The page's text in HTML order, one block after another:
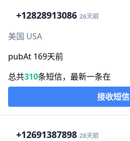
+12828913086 26天前
美国 USA
pubAt 169天前
总共310条短信，最新一条在
接收短信
+12691387898 28天前